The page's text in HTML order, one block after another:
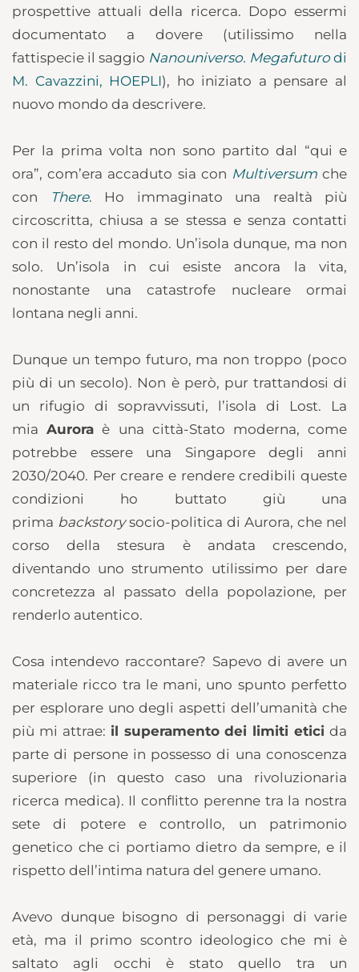
prospettive attuali della ricerca. Dopo essermi
documentato a dovere (utilissimo nella
fattispecie il saggio Nanouniverso. Megafuturodi
M. Cavazzini, HOEPLI), ho iniziato a pensare al
nuovo mondo da descrivere.
Per la prima volta non sono partito dal “qui e
ora”, com’era accaduto sia con Multiversumche
con
There. Ho immaginato una realtà più
circoscritta, chiusa a se stessa e senza contatti
con il resto del mondo. Un’isola dunque, ma non
solo. Un’isola in cui esiste ancora la vita,
nonostante una catastrofe nucleare ormai
lontana negli anni.
Dunque un tempo futuro, ma non troppo (poco
più di un secolo). Non è però, pur trattandosi di
un rifugio di sopravvissuti, l’isola di Lost. La
miaAurora è una città-Stato moderna, come
potrebbe essere una Singapore degli anni
2030/2040. Per creare e rendere credibili queste
condizioni ho buttato giù una
prima backstorysocio-politica di Aurora, che nel
corso della stesura è andata crescendo,
diventando uno strumento utilissimo per dare
concretezza al passato della popolazione, per
renderlo autentico.
Cosa intendevo raccontare? Sapevo di avere un
materiale ricco tra le mani, uno spunto perfetto
per esplorare uno degli aspetti dell’umanità che
più mi attrae: il superamento dei limiti etici da
parte di persone in possesso di una conoscenza
superiore (in questo caso una rivoluzionaria
ricerca medica). Il conflitto perenne tra la nostra
sete di potere e controllo, un patrimonio
genetico che ci portiamo dietro da sempre, e il
rispetto dell’intima natura del genere umano.
Avevo dunque bisogno di personaggi di varie
età, ma il primo scontro ideologico che mi è
saltato agli occhi è stato quello tra un